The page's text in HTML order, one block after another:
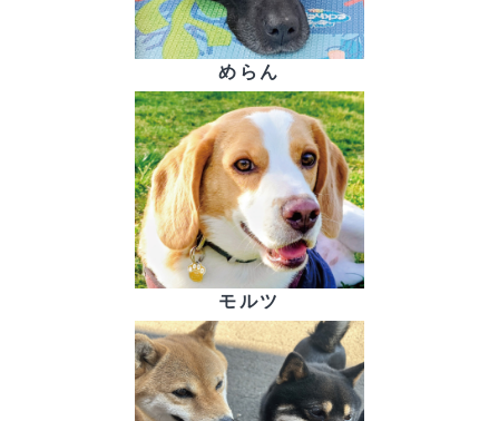
めらん
モルツ